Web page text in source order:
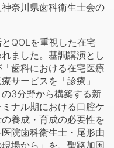
奈川県歯科衛生士会の
QOLを重視した在宅
ました。基調講演とし
歯科における在宅医療
サービスを「診療」
の3分野から構築する新
ナル期における口腔ケ
養成・育成の必要性を
院歯科衛生士・尾形由
場から」を、聖路加国